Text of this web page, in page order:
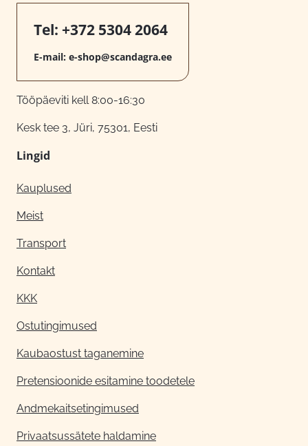
Tel: +372 5304 2064
E-mail: e-shop@scandagra.ee
Tööpäeviti kell 8:00-16:30
Kesk tee 3, Jüri, 75301, Eesti
Lingid
Kauplused
Meist
Transport
Kontakt
KKK
Ostutingimused
Kaubaostust taganemine
Pretensioonide esitamine toodetele
Andmekaitsetingimused
Privaatsussätete haldamine